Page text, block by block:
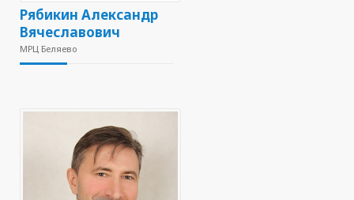
Рябикин Александр
Вячеславович
МРЦ Беляево